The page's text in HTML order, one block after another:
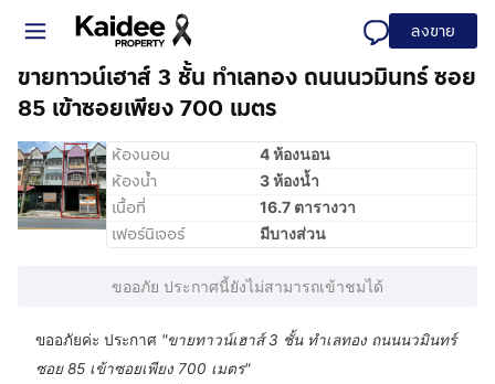
ลงขาย
ขายทาวน์เฮาส์ 3 ชั้น ทำเลทอง ถนนนวมินทร์ ซอย
85 เข้าซอยเพียง 700 เมตร
ห้องนอน 4 ห้องนอน
ห้องน้ำ 3 ห้องน้ำ
เนื้อที่ 16.7 ตารางวา
เฟอร์นิเจอร์ มีบางส่วน
ขออภัย ประกาศนี้ยังไม่สามารถเข้าชมได้
ขออภัยค่ะ ประกาศ "ขายทาวน์เฮาส์ 3 ชั้น ทำเลทอง ถนนนวมินทร์
ซอย 85 เข้าซอยเพียง 700 เมตร"